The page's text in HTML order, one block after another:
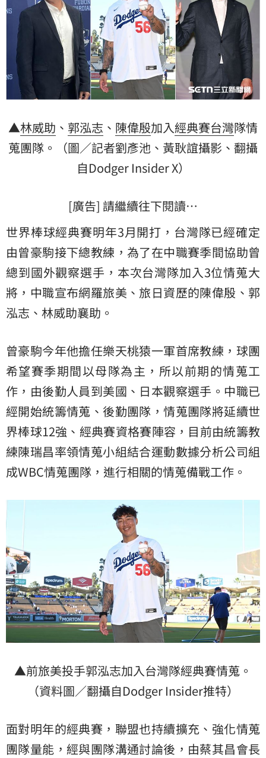
▲林威助 、 郭泓志 、 陳偉殷加入經典賽台灣隊情
蒐團隊。（圖／記者劉彥池、黃耿誼攝影、翻攝
自Dodger Insider X）
[廣告] 請繼續往下閱讀…
世界棒球經典賽明年3月開打，台灣隊已經確定
由曾豪駒接下總教練，為了在中職賽季間協助曾
總到國外觀察選手，本次台灣隊加入3位情蒐大
將，中職宣布網羅旅美、旅日資歷的陳偉殷、郭
泓志、林威助襄助。
曾豪駒今年他擔任樂天桃猿一軍首席教練，球團
希望賽季期間以母隊為主，所以前期的情蒐工
作，由後勤人員到美國、日本觀察選手。中職已
經開始統籌情蒐、後勤團隊，情蒐團隊將延續世
界棒球12強、經典賽資格賽陣容，目前由統籌教
練陳瑞昌率領情蒐小組結合運動數據分析公司組
成WBC情蒐團隊，進行相關的情蒐備戰工作。
▲前旅美投手郭泓志加入台灣隊經典賽情蒐。
（資料圖／翻攝自Dodger Insider推特）
面對明年的經典賽，聯盟也持續擴充、強化情蒐
團隊量能，經與團隊溝通討論後，由蔡其昌會長